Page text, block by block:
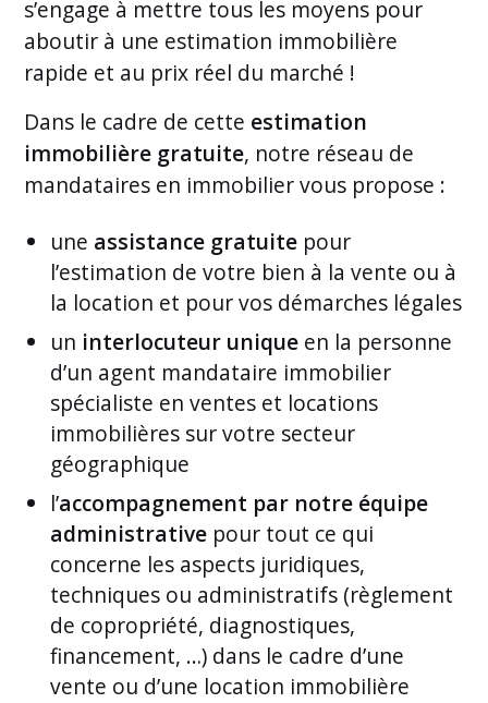
s’engage à mettre tous les moyens pour
aboutir à une estimation immobilière
rapide et au prix réel du marché !
Dans le cadre de cette estimation
immobilière gratuite, notre réseau de
mandataires en immobilier vous propose :
une assistance gratuite pour
l’estimation de votre bien à la vente ou à
la location et pour vos démarches légales
un interlocuteur unique en la personne
d’un agent mandataire immobilier
spécialiste en ventes et locations
immobilières sur votre secteur
géographique
l’accompagnement par notre équipe
administrative pour tout ce qui
concerne les aspects juridiques,
techniques ou administratifs (règlement
de copropriété, diagnostiques,
financement, …) dans le cadre d’une
vente ou d’une location immobilière